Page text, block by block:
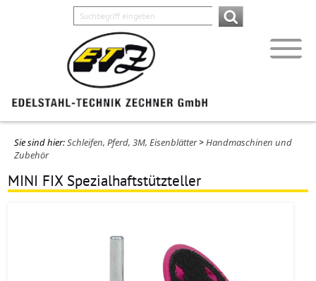
Sie sind hier:Schleifen, Pferd, 3M, Eisenblätter>Handmaschinen und
Zubehör
MINI FIX Spezialhaftstützteller